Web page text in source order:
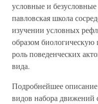
условные и
павловская школа
изучении условных
образом биологическую
роль поведенческих
вида.
Подробнейшее
видов набора движений